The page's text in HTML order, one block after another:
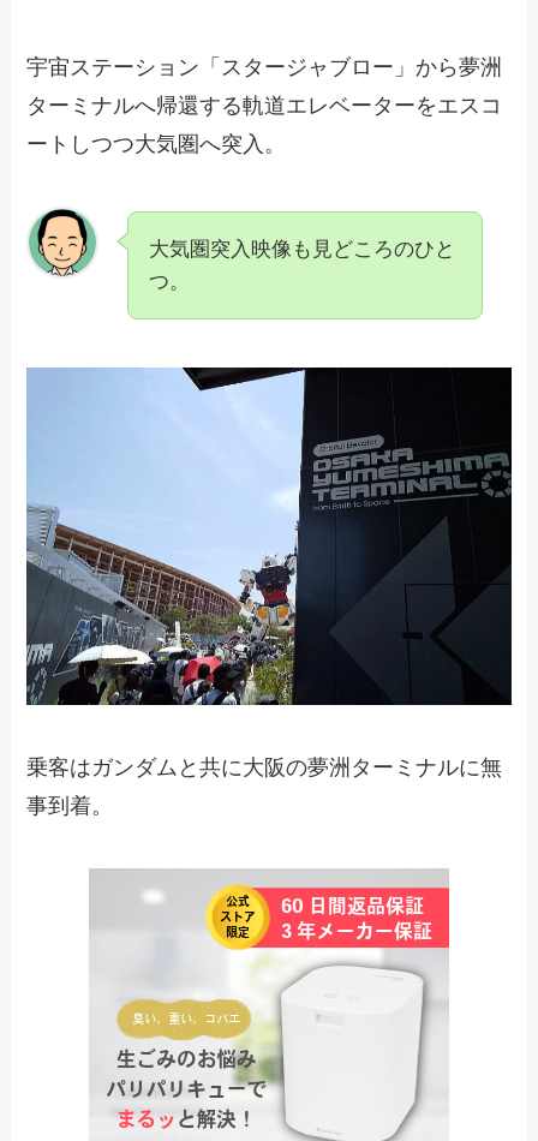
宇宙ステーション「スタージャブロー」から夢洲
ターミナルへ帰還する軌道エレベーターをエスコ
ートしつつ大気圏へ突入。
大気圏突入映像も見どころのひと
つ。
乗客はガンダムと共に大阪の夢洲ターミナルに無
事到着。